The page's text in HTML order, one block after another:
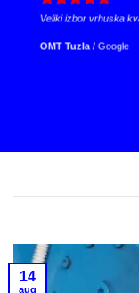
Izuzetno uslužni i
Nihad Pekmezović
14
aug